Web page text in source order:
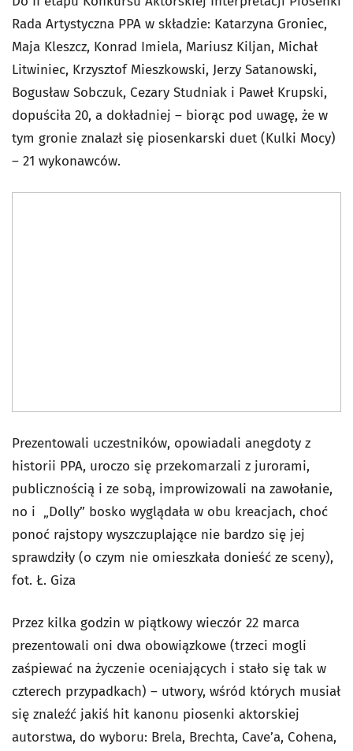
Rada Artystyczna PPA w składzie: Katarzyna Groniec,
Maja Kleszcz, Konrad Imiela, Mariusz Kiljan, Michał
Litwiniec, Krzysztof Mieszkowski, Jerzy Satanowski,
Bogusław Sobczuk, Cezary Studniak i Paweł Krupski,
dopuściła 20, a dokładniej – biorąc pod uwagę, że w
tym gronie znalazł się piosenkarski duet (Kulki Mocy)
– 21 wykonawców.
Prezentowali uczestników, opowiadali anegdoty z
historii PPA, uroczo się przekomarzali z jurorami,
publicznością i ze sobą, improwizowali na zawołanie,
no i „Dolly” bosko wyglądała w obu kreacjach, choć
ponoć rajstopy wyszczuplające nie bardzo się jej
sprawdziły (o czym nie omieszkała donieść ze sceny),
fot. Ł. Giza
Przez kilka godzin w piątkowy wieczór 22 marca
prezentowali oni dwa obowiązkowe (trzeci mogli
zaśpiewać na życzenie oceniających i stało się tak w
czterech przypadkach) – utwory, wśród których musiał
się znaleźć jakiś hit kanonu piosenki aktorskiej
autorstwa, do wyboru: Brela, Brechta, Cave’a, Cohena,